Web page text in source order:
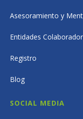
Asesoramiento y
Entidades
Registro
Blog
SOCIAL MEDIA